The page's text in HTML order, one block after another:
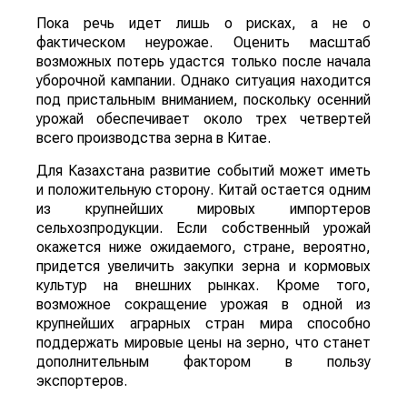
Пока речь идет лишь о рисках, а не о
фактическом неурожае. Оценить масштаб
возможных потерь удастся только после начала
уборочной кампании. Однако ситуация находится
под пристальным вниманием, поскольку осенний
урожай обеспечивает около трех четвертей
всего производства зерна в Китае.
Для Казахстана развитие событий может иметь
и положительную сторону. Китай остается одним
из крупнейших мировых импортеров
сельхозпродукции. Если собственный урожай
окажется ниже ожидаемого, стране, вероятно,
придется увеличить закупки зерна и кормовых
культур на внешних рынках. Кроме того,
возможное сокращение урожая в одной из
крупнейших аграрных стран мира способно
поддержать мировые цены на зерно, что станет
дополнительным фактором в пользу
экспортеров.